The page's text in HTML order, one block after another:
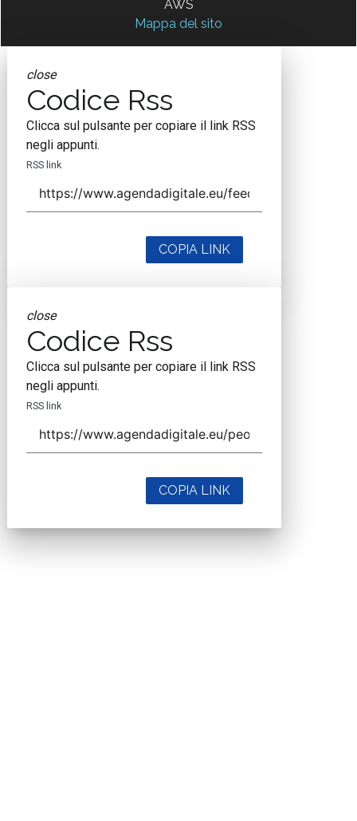
AWS
Mappa del sito
close
Codice Rss
Clicca sul pulsante per copiare il link RSS
negli appunti.
RSS link
COPIA LINK
close
Codice Rss
Clicca sul pulsante per copiare il link RSS
negli appunti.
RSS link
COPIA LINK